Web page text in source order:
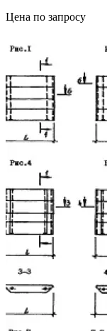
Цена по запросу